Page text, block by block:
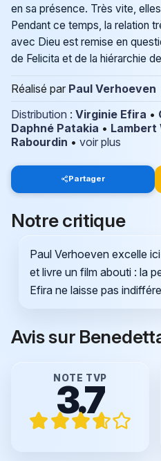
en sa présence. Très vite,
Pendant ce temps, la relation
avec Dieu est remise en
de Felicita et de la hiérarchie
Réalisé par Paul Verhoeven
Distribution : Virginie Efira •
Daphné Patakia • Lambert
Rabourdin • voir plus
Partager
Notre critique
Paul Verhoeven excelle
et livre un film abouti : la
Efira ne laisse pas
Avis sur
NOTE TVP
3.7